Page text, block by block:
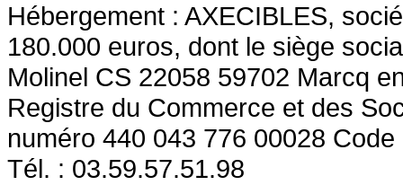
Hébergement : AXECIBLES,
180.000 euros, dont le siège
Molinel CS 22058 59702 Marcq
Registre du Commerce et des
numéro 440 043 776 00028
Tél. : 03.59.57.51.98